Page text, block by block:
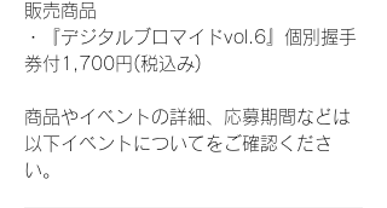
販売商品
・『デジタルブロマイドvol.6』個別握手
券付1,700円(税込み)
商品やイベントの詳細、応募期間などは
以下イベントについてをご確認くださ
い。